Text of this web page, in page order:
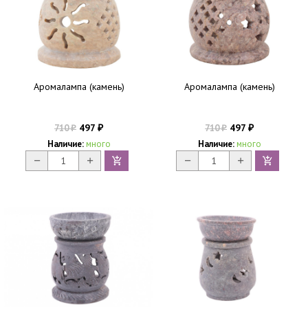
Аромалампа (камень)
710₽ 497 ₽
Наличие: много
Аромалампа (камень)
710₽ 497 ₽
Наличие: много